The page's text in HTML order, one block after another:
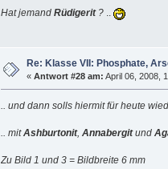
Hat jemand Rüdigerit?..
Re: Klasse VII: Phosphate,
« Antwort #28 am: April 06, 2008,
.. und dann solls hiermit für heute
.. mitAshburtonit, Annabergitund
Zu Bild 1 und 3 = Bildbreite 6 mm